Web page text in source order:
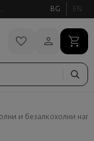
BG EN
и безалкохолни